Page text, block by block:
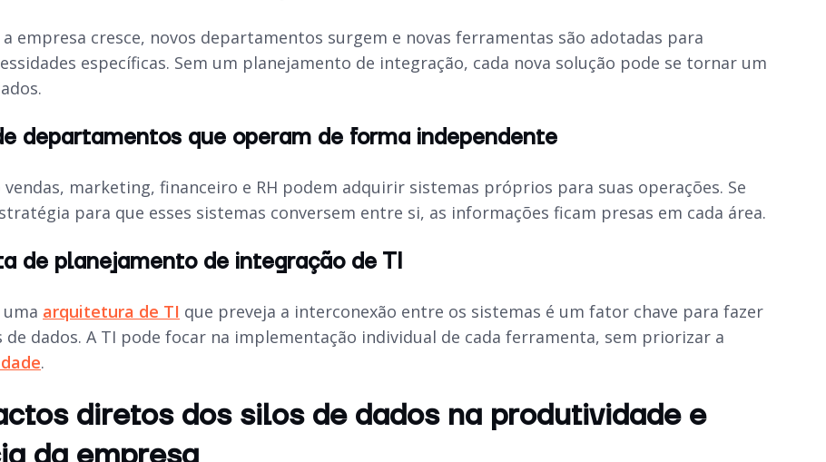
empresa cresce, novos departamentos surgem e novas ferramentas são adotadas para
específicas. Sem um planejamento de integração, cada nova solução pode se tornar um
departamentos que operam de forma independente
vendas, marketing, financeiro e RH podem adquirir sistemas próprios para suas operações. Se
para que esses sistemas conversem entre si, as informações ficam presas em cada área.
de planejamento de integração de TI
uma arquitetura de TI que preveja a interconexão entre os sistemas é um fator chave para fazer
de dados. A TI pode focar na implementação individual de cada ferramenta, sem priorizar a
.
diretos dos silos de dados na produtividade e